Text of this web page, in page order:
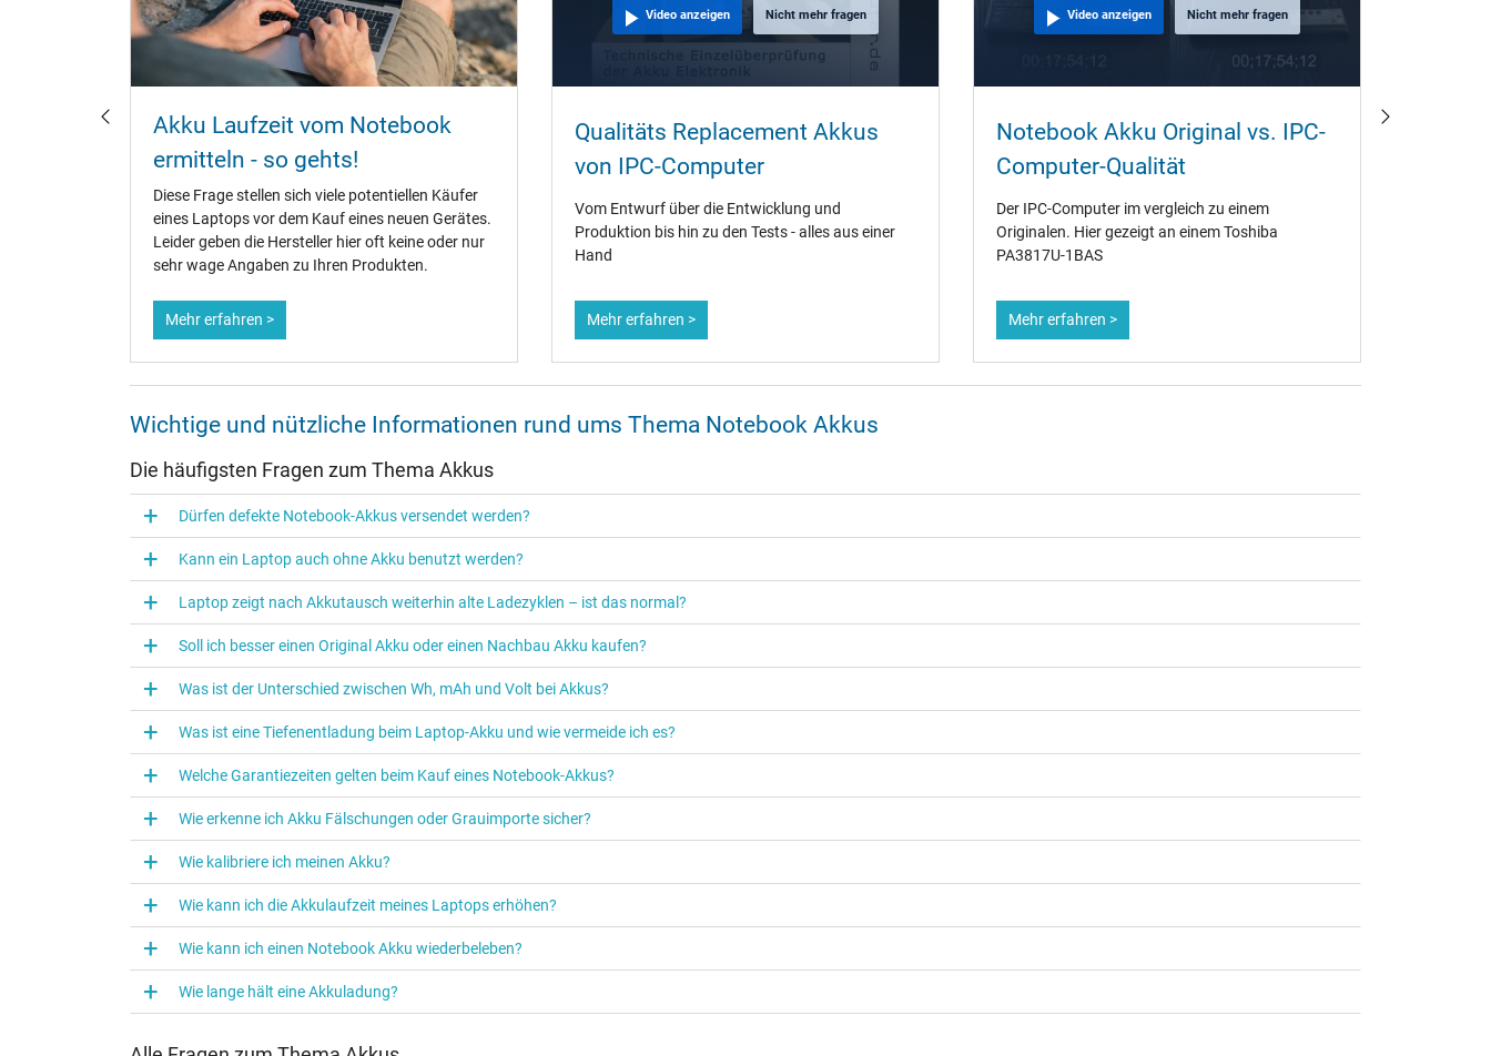
Akku Laufzeit vom Notebook
ermitteln - so gehts!
Diese Frage stellen sich viele potentiellen Käufer
eines Laptops vor dem Kauf eines neuen Gerätes.
Leider geben die Hersteller hier oft keine oder nur
sehr wage Angaben zu Ihren Produkten.
Mehr erfahren >
Video anzeigen Nicht mehr fragen
Qualitäts Replacement Akkus
von IPC-Computer
Vom Entwurf über die Entwicklung und
Produktion bis hin zu den Tests - alles aus einer
Hand
Mehr erfahren >
Video anzeigen Nicht mehr fragen
Notebook Akku Original vs. IPC-
Computer-Qualität
Der IPC-Computer im vergleich zu einem
Originalen. Hier gezeigt an einem Toshiba
PA3817U-1BAS
Mehr erfahren >
Wichtige und nützliche Informationen rund ums Thema Notebook Akkus
Die häufigsten Fragen zum Thema Akkus
Dürfen defekte Notebook-Akkus versendet werden?
Kann ein Laptop auch ohne Akku benutzt werden?
Laptop zeigt nach Akkutausch weiterhin alte Ladezyklen – ist das normal?
Soll ich besser einen Original Akku oder einen Nachbau Akku kaufen?
Was ist der Unterschied zwischen Wh, mAh und Volt bei Akkus?
Was ist eine Tiefenentladung beim Laptop‑Akku und wie vermeide ich es?
Welche Garantiezeiten gelten beim Kauf eines Notebook-Akkus?
Wie erkenne ich Akku Fälschungen oder Grauimporte sicher?
Wie kalibriere ich meinen Akku?
Wie kann ich die Akkulaufzeit meines Laptops erhöhen?
Wie kann ich einen Notebook Akku wiederbeleben?
Wie lange hält eine Akkuladung?